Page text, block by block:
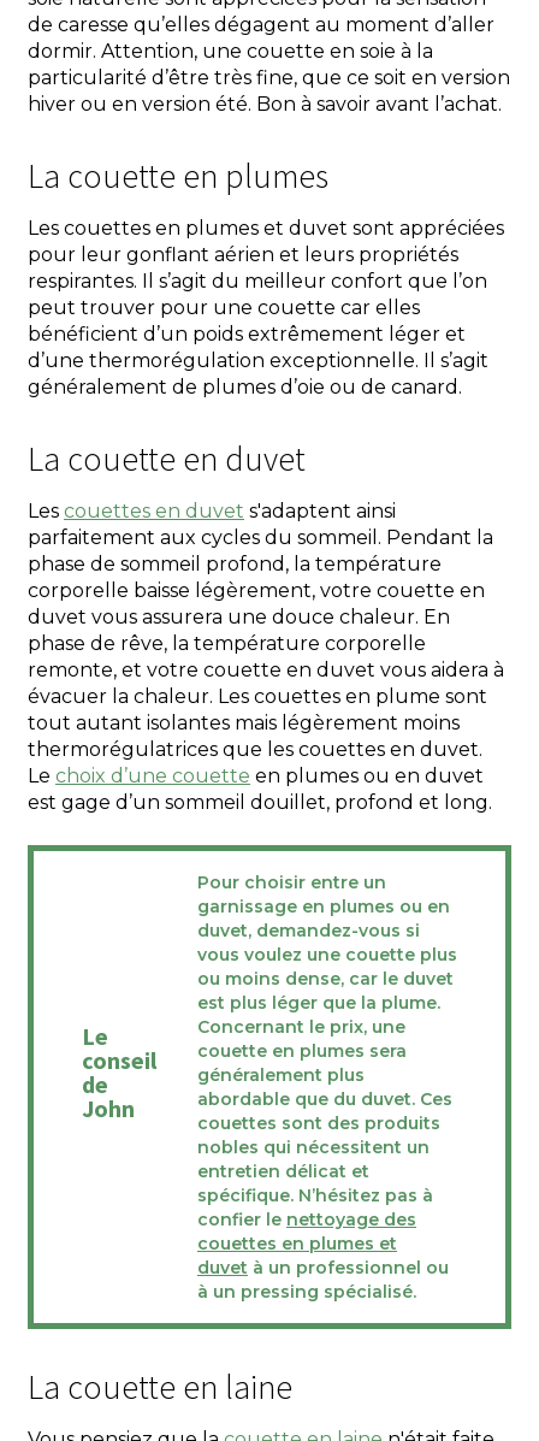
de caresse qu’elles dégagent au moment d’aller
dormir. Attention, une couette en soie à la
particularité d’être très fine, que ce soit en version
hiver ou en version été. Bon à savoir avant l’achat.
La couette en plumes
Les couettes en plumes et duvet sont appréciées
pour leur gonflant aérien et leurs propriétés
respirantes. Il s’agit du meilleur confort que l’on
peut trouver pour une couette car elles
bénéficient d’un poids extrêmement léger et
d’une thermorégulation exceptionnelle. Il s’agit
généralement de plumes d’oie ou de canard.
La couette en duvet
Les couettes en duvet s'adaptent ainsi
parfaitement aux cycles du sommeil. Pendant la
phase de sommeil profond, la température
corporelle baisse légèrement, votre couette en
duvet vous assurera une douce chaleur. En
phase de rêve, la température corporelle
remonte, et votre couette en duvet vous aidera à
évacuer la chaleur. Les couettes en plume sont
tout autant isolantes mais légèrement moins
thermorégulatrices que les couettes en duvet.
Le choix d’une couette en plumes ou en duvet
est gage d’un sommeil douillet, profond et long.
Le
conseil
de
John
Pour choisir entre un
garnissage en plumes ou en
duvet, demandez-vous si
vous voulez une couette plus
ou moins dense, car le duvet
est plus léger que la plume.
Concernant le prix, une
couette en plumes sera
généralement plus
abordable que du duvet. Ces
couettes sont des produits
nobles qui nécessitent un
entretien délicat et
spécifique. N’hésitez pas à
confier le nettoyage des
couettes en plumes et
duvet à un professionnel ou
à un pressing spécialisé.
La couette en laine